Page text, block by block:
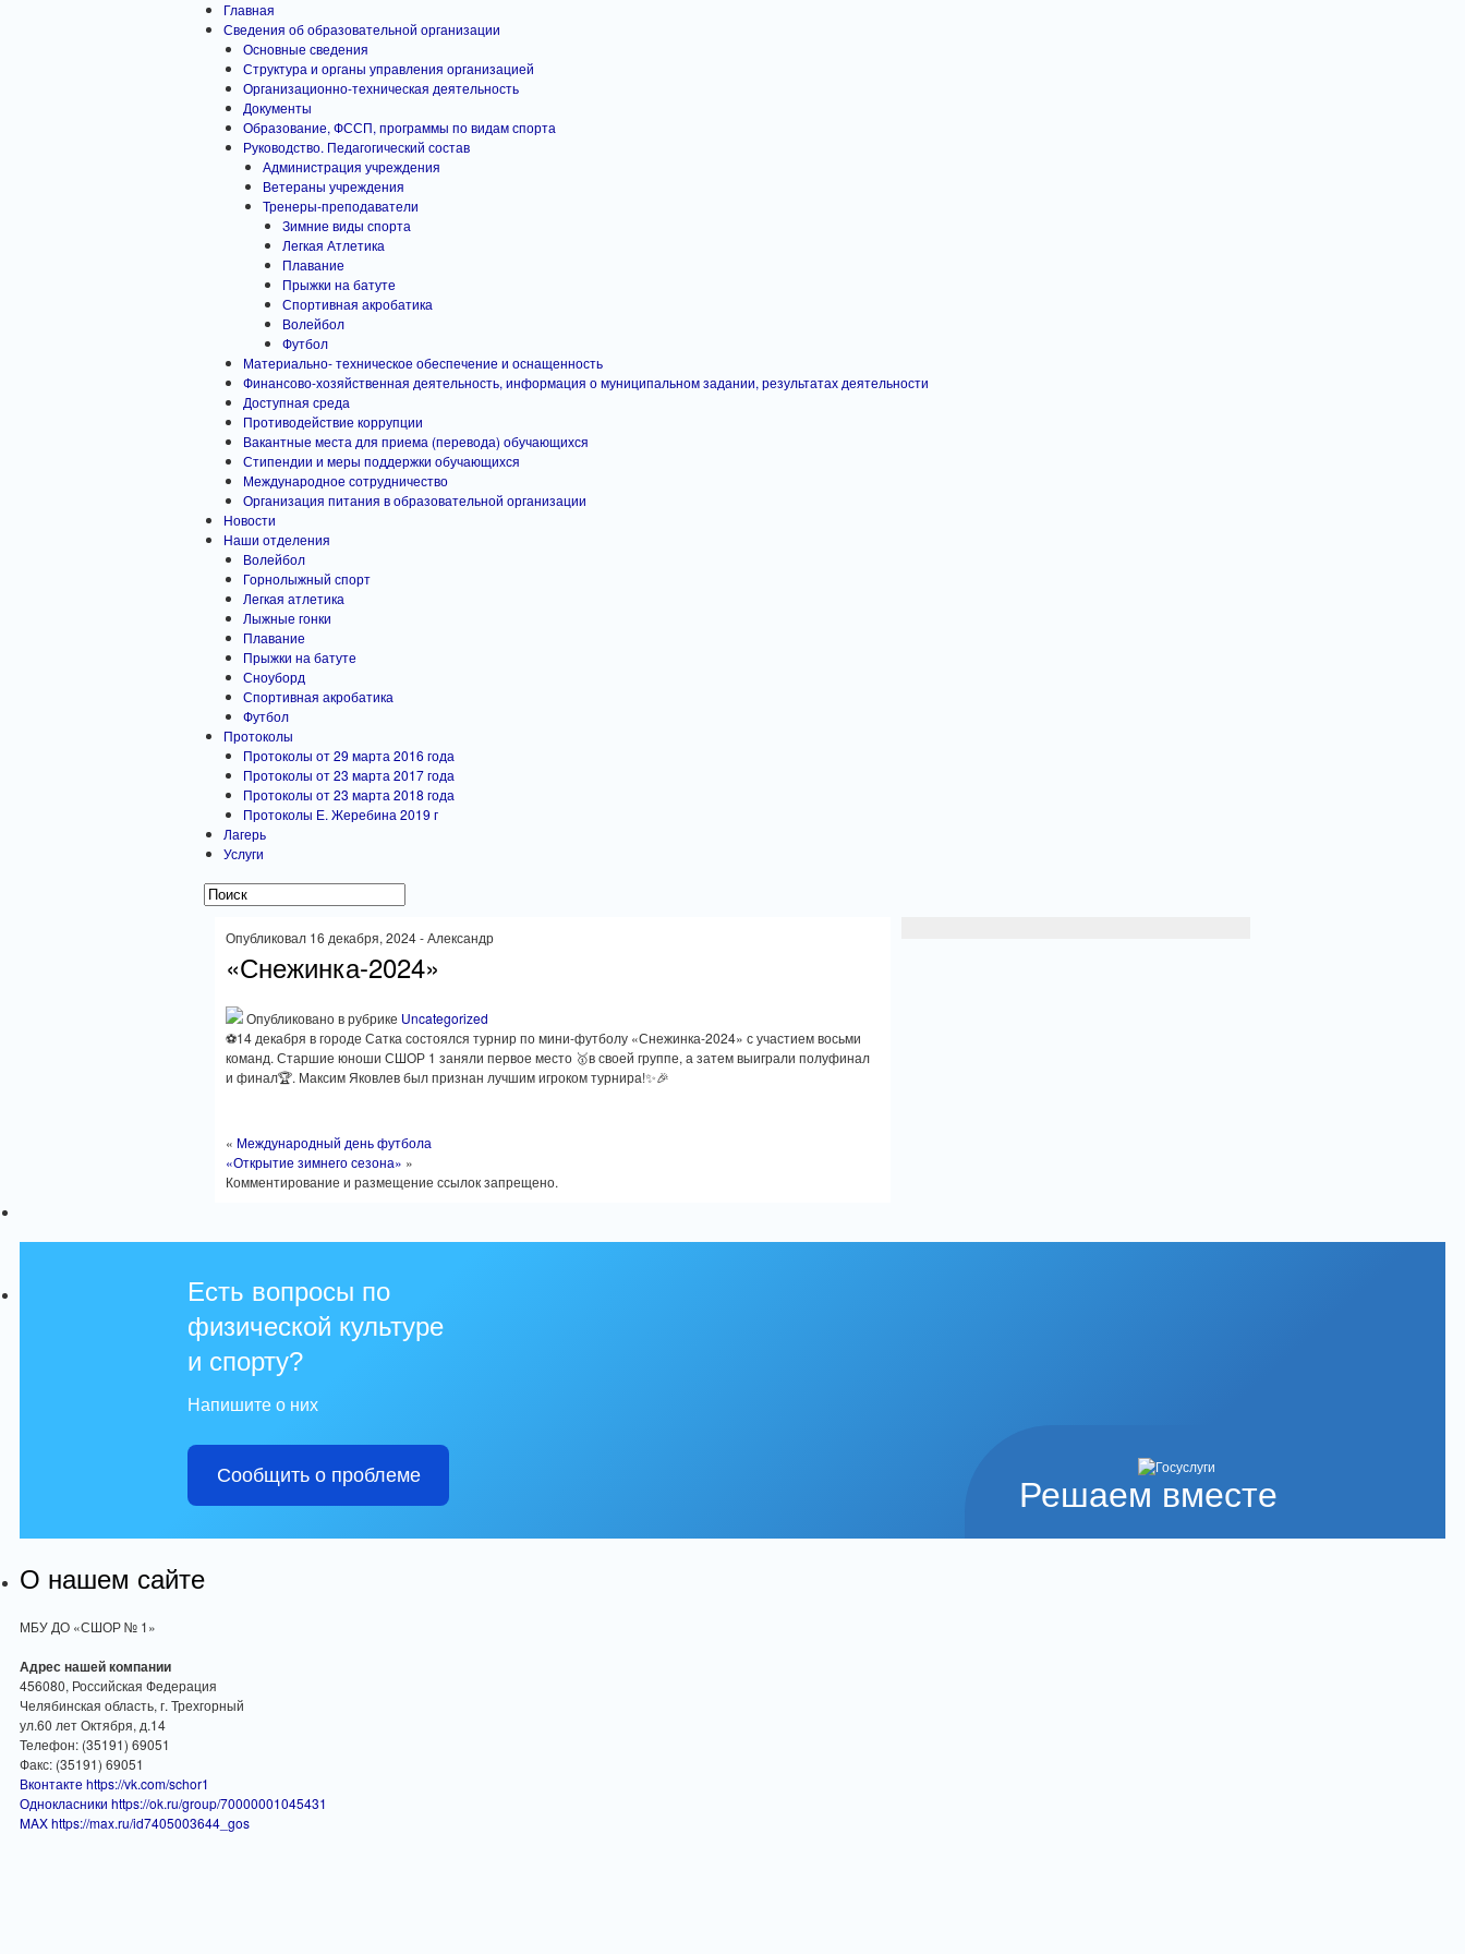
Главная
Сведения об образовательной организации
Основные сведения
Структура и органы управления организацией
Организационно-техническая деятельность
Документы
Образование, ФССП, программы по видам спорта
Руководство. Педагогический состав
Администрация учреждения
Ветераны учреждения
Тренеры-преподаватели
Зимние виды спорта
Легкая Атлетика
Плавание
Прыжки на батуте
Спортивная акробатика
Волейбол
Футбол
Материально- техническое обеспечение и оснащенность
Финансово-хозяйственная деятельность, информация о муниципальном задании, результатах деятельности
Доступная среда
Противодействие коррупции
Вакантные места для приема (перевода) обучающихся
Стипендии и меры поддержки обучающихся
Международное сотрудничество
Организация питания в образовательной организации
Новости
Наши отделения
Волейбол
Горнолыжный спорт
Легкая атлетика
Лыжные гонки
Плавание
Прыжки на батуте
Сноуборд
Спортивная акробатика
Футбол
Протоколы
Протоколы от 29 марта 2016 года
Протоколы от 23 марта 2017 года
Протоколы от 23 марта 2018 года
Протоколы Е. Жеребина 2019 г
Лагерь
Услуги
Опубликовал 16 декабря, 2024 - Александр
«Снежинка-2024»
Опубликовано в рубрике Uncategorized
⚽14 декабря в городе Сатка состоялся турнир по мини-футболу «Снежинка-2024» с участием восьми
команд. Старшие юноши СШОР 1 заняли первое место 🥇в своей группе, а затем выиграли полуфинал
и финал🏆. Максим Яковлев был признан лучшим игроком турнира!✨🎉
« Международный день футбола
«Открытие зимнего сезона» »
Комментирование и размещение ссылок запрещено.
Решаем вместе
Есть вопросы по
физической культуре
и спорту?
Напишите о них
Сообщить о проблеме
О нашем сайте
МБУ ДО «СШОР № 1»
Адрес нашей компании
456080, Российская Федерация
Челябинская область, г. Трехгорный
ул.60 лет Октября, д.14
Телефон: (35191) 69051
Факс: (35191) 69051
Вконтакте https://vk.com/schor1
Однокласники https://ok.ru/group/70000001045431
MAX https://max.ru/id7405003644_gos